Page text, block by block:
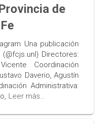
de
Una publicación
Directores:
Coordinación
Daverio, Agustín
Administrativa:
Leer más…